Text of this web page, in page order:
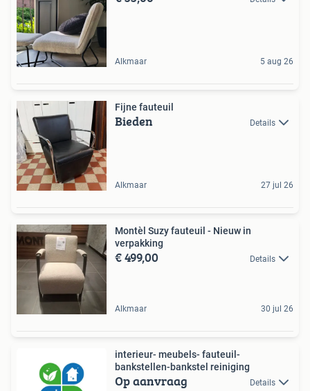
Alkmaar 5 aug 26
Fijne fauteuil
Bieden Details
Alkmaar 27 jul 26
Montèl Suzy fauteuil - Nieuw in
verpakking
€ 499,00 Details
Alkmaar 30 jul 26
interieur- meubels- fauteuil-
bankstellen-bankstel reiniging
Op aanvraag Details